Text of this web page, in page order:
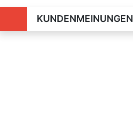
KUNDENMEINUNGEN